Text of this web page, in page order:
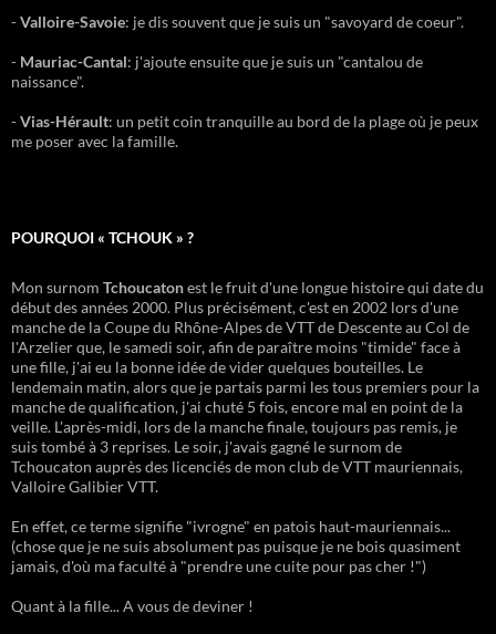
-Valloire-Savoie: je dis souvent que je suis un "savoyard de coeur".
- Mauriac-Cantal: j'ajoute ensuite que je suis un "cantalou de
naissance".
-Vias-Hérault: un petit coin tranquille au bord de la plage où je peux
me poser avec la famille.
POURQUOI « TCHOUK » ?
Mon surnom Tchoucatonest le fruit d'une longue histoire qui date du
début des années 2000. Plus précisément, c'est en 2002 lors d'une
manche de la Coupe du Rhône-Alpes de VTT de Descente au Col de
l'Arzelier que, le samedi soir, afin de paraître moins "timide" face à
une fille, j'ai eu la bonne idée de vider quelques bouteilles. Le
lendemain matin, alors que je partais parmi les tous premiers pour la
manche de qualification, j'ai chuté 5 fois, encore mal en point de la
veille. L'après-midi, lors de la manche finale, toujours pas remis, je
suis tombé à 3 reprises. Le soir, j'avais gagné le surnom de
Tchoucaton auprès des licenciés de mon club de VTT mauriennais,
Valloire Galibier VTT.
En effet, ce terme signifie "ivrogne" en patois haut-mauriennais...
(chose que je ne suis absolument pas puisque je ne bois quasiment
jamais, d'où ma faculté à "prendre une cuite pour pas cher !")
Quant à la fille... A vous de deviner !